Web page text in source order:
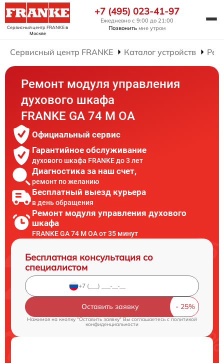
Сервисный центр FRANKEв
Москве
+7 (495) 023-41-97
Ежедневно с 9:00 до 21:00
Позвонить мне утром
Сервисный центр FRANKE Каталог устройств
Ремонт модуля управления
духового шкафа
FRANKE GA 74 M OA
Официальный сервис
Гарантийное обслуживание
духового шкафа FRANKE до 3 лет
Диагностика за наш счет,
ремонт по желанию
Бесплатный выезд курьера
в день обращения
Ремонт модуля управления духового
шкафа
FRANKE GA 74 M OA от 35 минут
Бесплатная консультация со
специалистом
Оставить заявку
Нажимая на кнопку "Оставить заявку" Вы соглашаетесь cполитикой
конфиденциальности